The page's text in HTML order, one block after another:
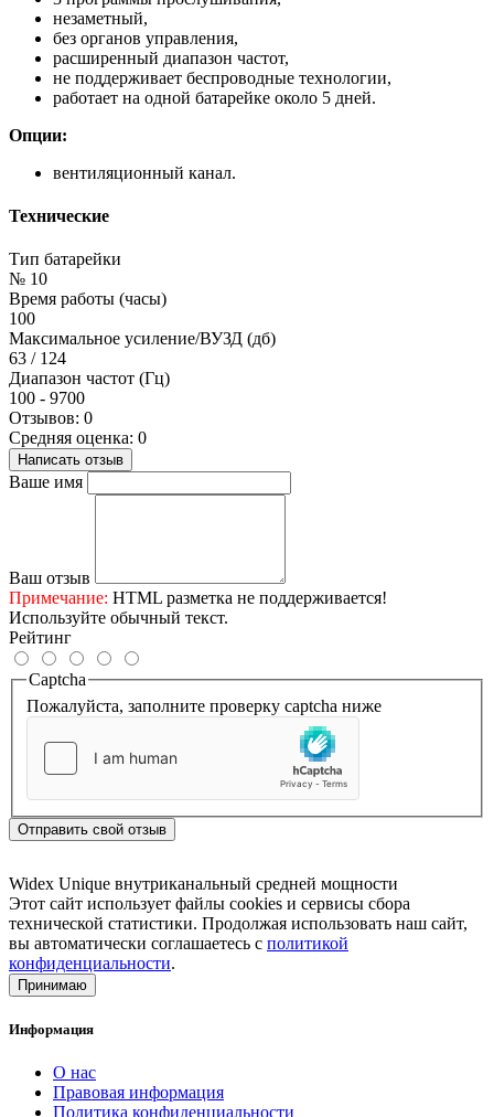
незаметный,
без органов управления,
расширенный диапазон частот,
не поддерживает беспроводные технологии,
работает на одной батарейке около 5 дней.
Опции:
вентиляционный канал.
Технические
Тип батарейки
№ 10
Время работы (часы)
100
Максимальное усиление/ВУЗД (дб)
63 / 124
Диапазон частот (Гц)
100 - 9700
Отзывов: 0
Средняя оценка: 0
Написать отзыв
Ваше имя
Ваш отзыв
Примечание: HTML разметка не поддерживается!
Используйте обычный текст.
Рейтинг
Captcha
Пожалуйста, заполните проверку captcha ниже
Отправить свой отзыв
Widex Unique внутриканальный средней мощности
Этот сайт использует файлы cookies и сервисы сбора
технической статистики. Продолжая использовать наш сайт,
вы автоматически соглашаетесь с политикой
конфиденциальности.
Принимаю
Информация
О нас
Правовая информация
Политика конфиденциальности